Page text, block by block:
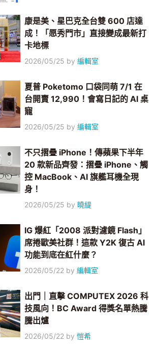
康是美、星巴克全台雙 600 店達
成！「愿秀門市」直接變成最新打
卡地標
2026/05/25 by編輯室
夏普 Poketomo 口袋同萌 7/1 在
台開賣 12,990！會寫日記的 AI 桌
寵
2026/05/25 by編輯室
不只摺疊 iPhone！傳蘋果下半年
20 款新品齊發：摺疊 iPhone、觸
控 MacBook、AI 旗艦耳機全現
身！
2026/05/25 by 曉緹
IG 爆紅「2008 派對濾鏡 Flash」
席捲歐美社群！這款 Y2K 復古 AI
功能到底在紅什麼？
2026/05/22 by編輯室
出門｜直擊 COMPUTEX 2026 科
技風向！BC Award 得獎名單熱騰
騰出爐
2026/05/22 by愷希